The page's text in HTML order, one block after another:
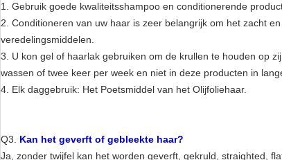
1. Gebruik goede kwaliteitsshampoo en conditionerende
2. Conditioneren van uw haar is zeer belangrijk om het zacht
veredelingsmiddelen.
3. U kon gel of haarlak gebruiken om de krullen te houden op
wassen of twee keer per week en niet in deze producten in
4. Elk daggebruik: Het Poetsmiddel van het Olijfoliehaar.
Q3. Kan het geverft of gebleekte haar?
Ja, zonder twijfel kan het worden geverft, gekruld, straighted,